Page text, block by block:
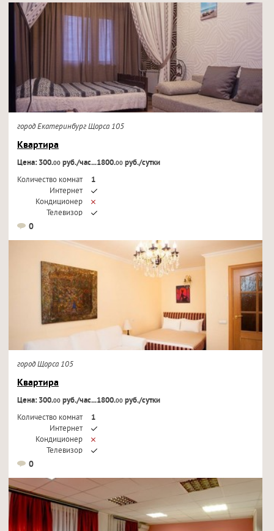
город Екатеринбург Щорса 105
Квартира
Цена: 300.00руб./час...1800.00руб./сутки
Количество комнат
1
Интернет
Кондиционер
Телевизор
0
город Щорса 105
Квартира
Цена: 300.00руб./час...1800.00руб./сутки
Количество комнат
1
Интернет
Кондиционер
Телевизор
0